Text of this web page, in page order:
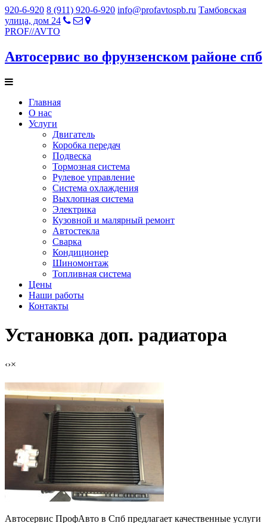
920-6-920 8 (911) 920-6-920 info@profavtospb.ru Тамбовская
улица, дом 24
PROF//AVTO
Автосервис во фрунзенском районе спб
Главная
О нас
Услуги
Двигатель
Коробка передач
Подвеска
Тормозная система
Рулевое управление
Система охлаждения
Выхлопная система
Электрика
Кузовной и малярный ремонт
Автостекла
Сварка
Кондиционер
Шиномонтаж
Топливная система
Цены
Наши работы
Контакты
Установка доп. радиатора
‹›×
Автосервис ПрофАвто в Спб предлагает качественные услуги